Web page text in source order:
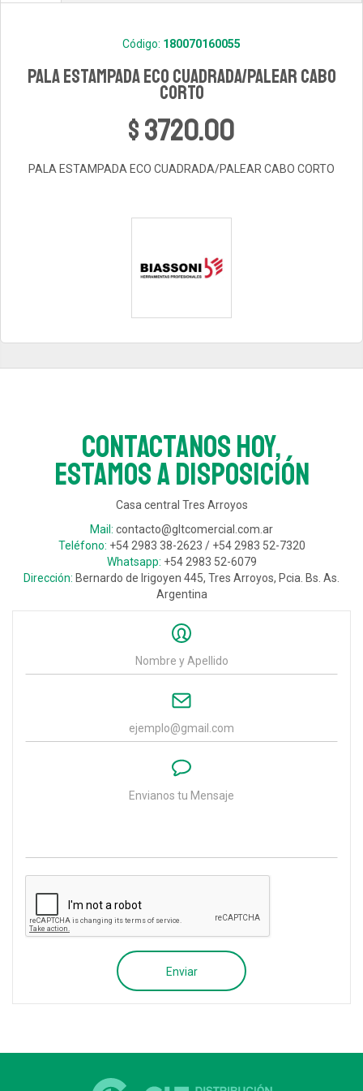
Código: 180070160055
PALA ESTAMPADA ECO CUADRADA/PALEAR CABO
CORTO
$ 3720.00
PALA ESTAMPADA ECO CUADRADA/PALEAR CABO CORTO
Contactanos hoy,
estamos a disposición
Casa central Tres Arroyos
Mail: contacto@gltcomercial.com.ar
Teléfono: +54 2983 38-2623 / +54 2983 52-7320
Whatsapp: +54 2983 52-6079
Dirección: Bernardo de Irigoyen 445, Tres Arroyos, Pcia. Bs. As.
Argentina